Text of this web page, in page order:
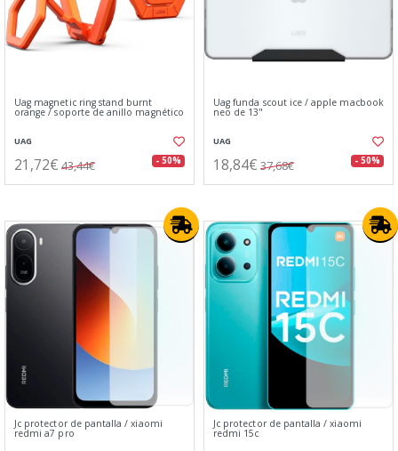
Uag magnetic ring stand burnt
orange / soporte de anillo magnético
UAG
21,72€ 43,44€ - 50%
Uag funda scout ice / apple macbook
neo de 13"
UAG
18,84€ 37,68€ - 50%
Jc protector de pantalla / xiaomi
redmi a7 pro
Jc protector de pantalla / xiaomi
redmi 15c